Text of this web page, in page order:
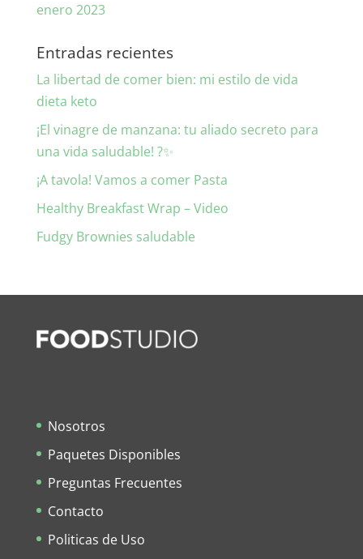
enero 2023
Entradas recientes
La libertad de comer bien: mi estilo de vida
dieta keto
¡El vinagre de manzana: tu aliado secreto para
una vida saludable! ?✨
¡A tavola! Vamos a comer Pasta
Healthy Breakfast Wrap – Video
Fudgy Brownies saludable
Nosotros
Paquetes Disponibles
Preguntas Frecuentes
Contacto
Politicas de Uso